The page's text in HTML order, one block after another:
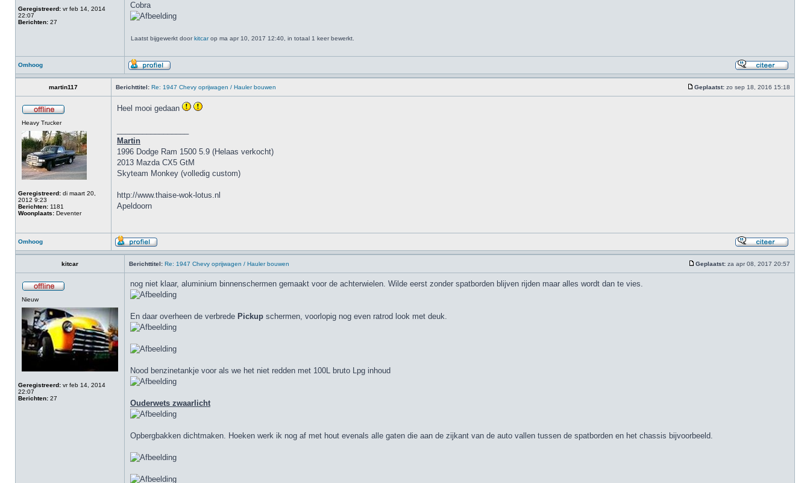
Geregistreerd: vr feb 14, 2014
22:07
Berichten: 27
Cobra
Laatst bijgewerkt doorkitcarop ma apr 10, 2017 12:40, in totaal 1 keer bewerkt.
Omhoog
martin117 Berichttitel: Re: 1947 Chevy oprijwagen / Hauler bouwen Geplaatst: zo sep 18, 2016 15:18
Heavy Trucker
Geregistreerd: di maart 20,
2012 9:23
Berichten: 1181
Woonplaats: Deventer
Heel mooi gedaan
Martin
1996 Dodge Ram 1500 5.9 (Helaas verkocht)
2013 Mazda CX5 GtM
Skyteam Monkey (volledig custom)
http://www.thaise-wok-lotus.nl
Apeldoorn
Omhoog
kitcar Berichttitel: Re: 1947 Chevy oprijwagen / Hauler bouwen Geplaatst: za apr 08, 2017 20:57
Nieuw
Geregistreerd: vr feb 14, 2014
22:07
Berichten: 27
nog niet klaar, aluminium binnenschermen gemaakt voor de achterwielen. Wilde eerst zonder spatborden blijven rijden maar alles wordt dan te vies.
En daar overheen de verbrede Pickup schermen, voorlopig nog even ratrod look met deuk.
Nood benzinetankje voor als we het niet redden met 100L bruto Lpg inhoud
Ouderwets zwaarlicht
Opbergbakken dichtmaken. Hoeken werk ik nog af met hout evenals alle gaten die aan de zijkant van de auto vallen tussen de spatborden en het chassis bijvoorbeeld.